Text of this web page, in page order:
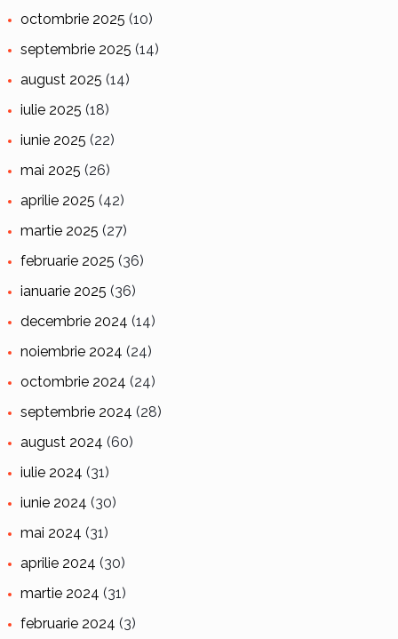
octombrie 2025 (10)
septembrie 2025 (14)
august 2025 (14)
iulie 2025 (18)
iunie 2025 (22)
mai 2025 (26)
aprilie 2025 (42)
martie 2025 (27)
februarie 2025 (36)
ianuarie 2025 (36)
decembrie 2024 (14)
noiembrie 2024 (24)
octombrie 2024 (24)
septembrie 2024 (28)
august 2024 (60)
iulie 2024 (31)
iunie 2024 (30)
mai 2024 (31)
aprilie 2024 (30)
martie 2024 (31)
februarie 2024 (3)